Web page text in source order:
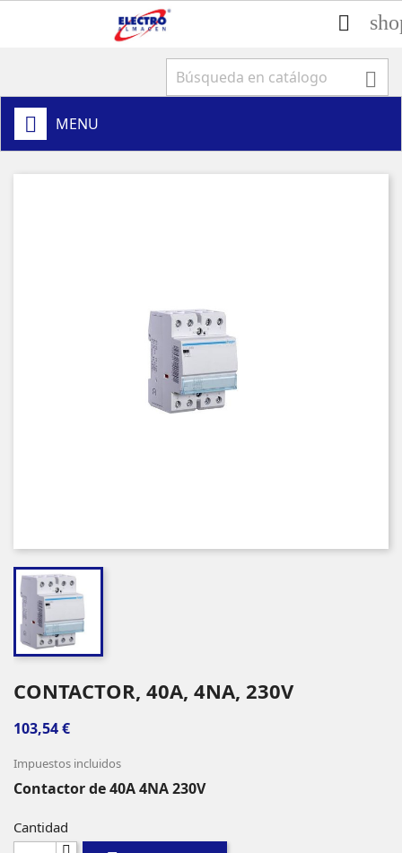


MENU
CONTACTOR, 40A, 4NA, 230V
103,54 €
Impuestos incluidos
Contactor de 40A 4NA 230V
Cantidad